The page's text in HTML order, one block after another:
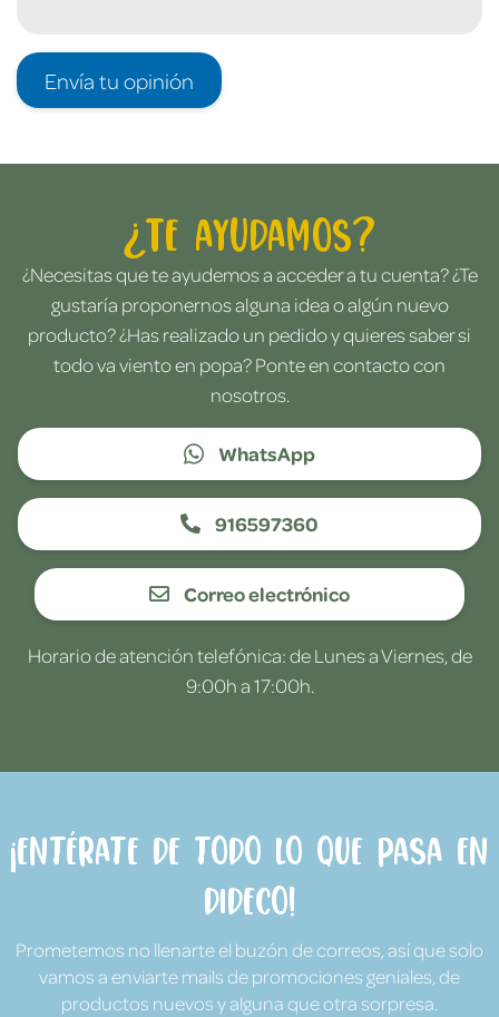
Envía tu opinión
¿Te ayudamos?
¿Necesitas que te ayudemos a acceder a tu cuenta? ¿Te
gustaría proponernos alguna idea o algún nuevo
producto? ¿Has realizado un pedido y quieres saber si
todo va viento en popa? Ponte en contacto con
nosotros.
WhatsApp
916597360
Correo electrónico
Horario de atención telefónica: de Lunes a Viernes, de
9:00h a 17:00h.
¡Entérate de todo lo que pasa en
Dideco!
Prometemos no llenarte el buzón de correos, así que solo
vamos a enviarte mails de promociones geniales, de
productos nuevos y alguna que otra sorpresa.